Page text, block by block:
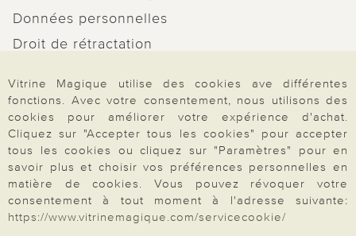
Données personnelles
Droit de rétractation
Paiement & Livraison
À propos de nous
Vitrine Magique utilise des cookies ave différentes
fonctions. Avec votre consentement, nous utilisons des
cookies pour améliorer votre expérience d'achat.
Cliquez sur "Accepter tous les cookies" pour accepter
tous les cookies ou cliquez sur "Paramètres" pour en
savoir plus et choisir vos préférences personnelles en
matière de cookies. Vous pouvez révoquer votre
consentement à tout moment à l'adresse suivante:
https://www.vitrinemagique.com/servicecookie/